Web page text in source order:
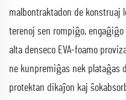
malbontraktadon de konstruaj
terenoj sen rompiĝo,
alta denseco EVA-foamo
ne kunpremiĝas nek plataĝas
protektan dikaĵon kaj